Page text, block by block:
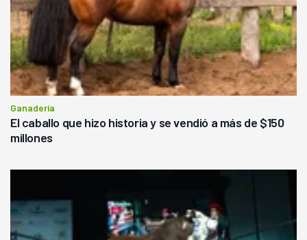
Ganadería
El caballo que hizo historia y se vendió a más de $150
millones